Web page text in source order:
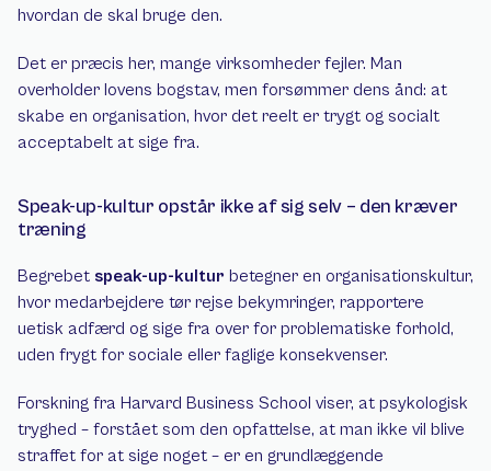
hvordan de skal bruge den.
Det er præcis her, mange virksomheder fejler. Man
overholder lovens bogstav, men forsømmer dens ånd: at
skabe en organisation, hvor det reelt er trygt og socialt
acceptabelt at sige fra.
Speak-up-kultur opstår ikke af sig selv – den kræver
træning
Begrebet speak-up-kultur betegner en organisationskultur,
hvor medarbejdere tør rejse bekymringer, rapportere
uetisk adfærd og sige fra over for problematiske forhold,
uden frygt for sociale eller faglige konsekvenser.
Forskning fra Harvard Business School viser, at psykologisk
tryghed – forstået som den opfattelse, at man ikke vil blive
straffet for at sige noget – er en grundlæggende